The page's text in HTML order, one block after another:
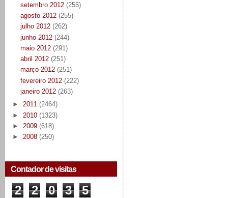
setembro 2012 (255)
agosto 2012 (255)
julho 2012 (262)
junho 2012 (244)
maio 2012 (291)
abril 2012 (251)
março 2012 (251)
fevereiro 2012 (222)
janeiro 2012 (263)
► 2011 (2464)
► 2010 (1323)
► 2009 (618)
► 2008 (250)
Contador de visitas
2 2 0 3
5